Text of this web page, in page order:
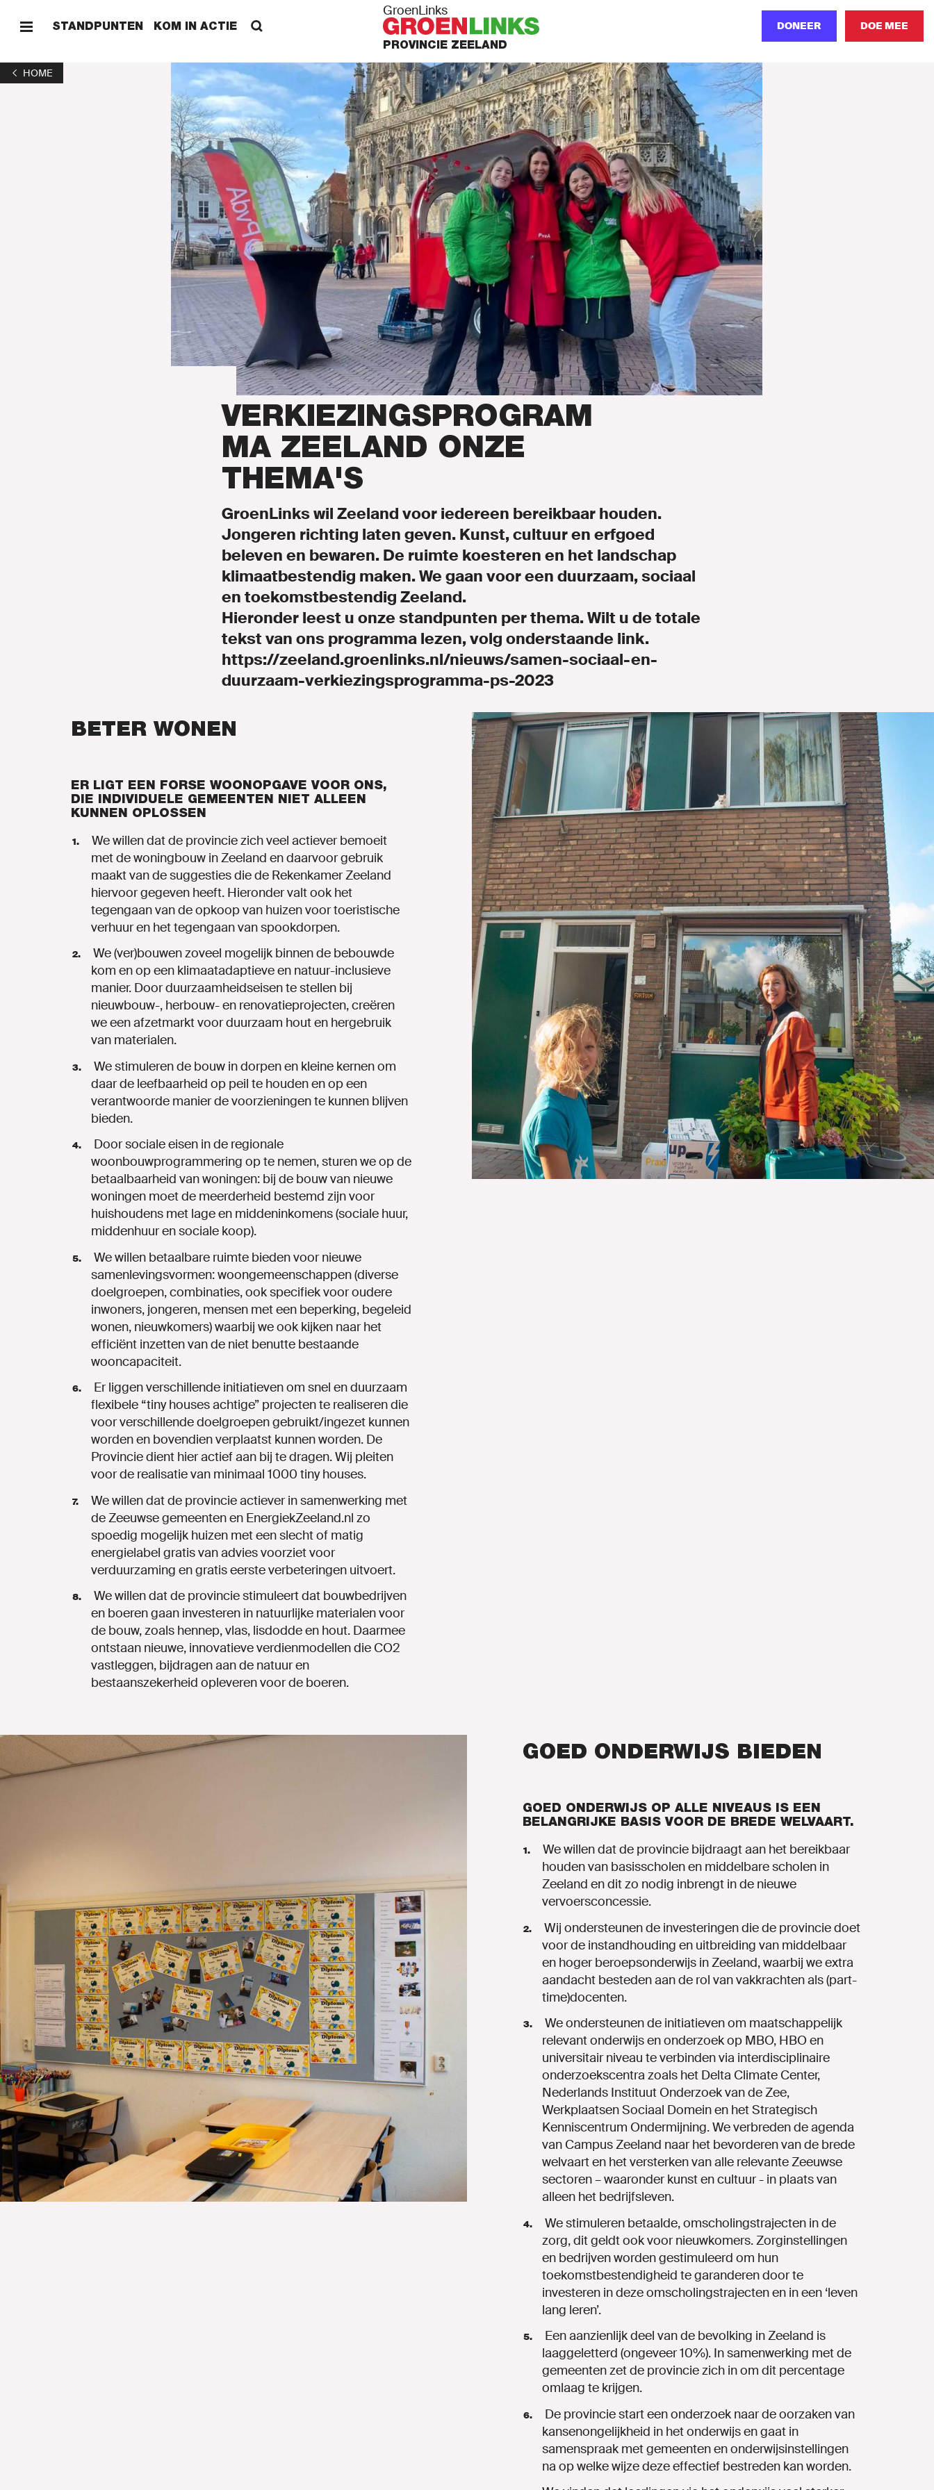
STANDPUNTEN KOM IN ACTIE
GroenLinks
PROVINCIE ZEELAND
DONEER DOE MEE
HOME
VERKIEZINGSPROGRAM
MA ZEELAND ONZE
THEMA'S
GroenLinks wil Zeeland voor iedereen bereikbaar houden.
Jongeren richting laten geven. Kunst, cultuur en erfgoed
beleven en bewaren. De ruimte koesteren en het landschap
klimaatbestendig maken. We gaan voor een duurzaam, sociaal
en toekomstbestendig Zeeland.
Hieronder leest u onze standpunten per thema. Wilt u de totale
tekst van ons programma lezen, volg onderstaande link.
https://zeeland.groenlinks.nl/nieuws/samen-sociaal-en-
duurzaam-verkiezingsprogramma-ps-2023
BETER WONEN
ER LIGT EEN FORSE WOONOPGAVE VOOR ONS,
DIE INDIVIDUELE GEMEENTEN NIET ALLEEN
KUNNEN OPLOSSEN
Wewillendatde provinciezichveel actiever bemoeit
metdewoningbouw inZeeland endaarvoorgebruik
maaktvandesuggestiesdiede RekenkamerZeeland
hiervoorgegeven heeft. Hieronder valt ook het
tegengaan van de opkoop van huizen voor toeristische
verhuur en het tegengaan van spookdorpen.
We (ver)bouwen zoveel mogelijk binnen de bebouwde
kom en op een klimaatadaptieve en natuur-inclusieve
manier. Door duurzaamheidseisen te stellen bij
nieuwbouw-, herbouw- en renovatieprojecten, creëren
we een afzetmarkt voor duurzaam hout en hergebruik
van materialen.
We stimuleren de bouw in dorpen en kleine kernen om
daar de leefbaarheid op peil te houdenenopeen
verantwoorde manierdevoorzieningente kunnen blijven
bieden.
Doorsocialeeisen inde regionale
woonbouwprogrammering opte nemen,sturenweopde
betaalbaarheid van woningen: bij de bouw van nieuwe
woningen moet de meerderheid bestemd zijn voor
huishoudens met lage en middeninkomens (sociale huur,
middenhuur en sociale koop).
We willen betaalbare ruimte bieden voor nieuwe
samenlevingsvormen:woongemeenschappen(diverse
doelgroepen,combinaties,ookspecifiekvooroudere
inwoners, jongeren, mensen meteen beperking, begeleid
wonen, nieuwkomers)waarbij weook kijken naar het
efficiënt inzettenvande niet benutte bestaande
wooncapaciteit.
Er liggenverschillende initiatievenom snel enduurzaam
flexibele “tiny housesachtige” projectente realiserendie
voorverschillendedoelgroepengebruikt/ingezet kunnen
wordenen bovendienverplaatst kunnenworden. De
Provinciedient hieractiefaan bij tedragen.Wij pleiten
voorde realisatievan minimaal 1000 tiny houses.
We willen dat de provincie actiever in samenwerking met
de Zeeuwse gemeenten en EnergiekZeeland.nl zo
spoedig mogelijk huizen meteenslechtof matig
energielabel gratisvanadviesvoorzietvoor
verduurzaming engratiseersteverbeteringen uitvoert.
Wewillendatde provinciestimuleertdat bouwbedrijven
en boerengaan investeren in natuurlijke materialenvoor
de bouw,zoals hennep,vlas, lisdoddeen hout. Daarmee
ontstaan nieuwe, innovatieveverdienmodellendie CO2
vastleggen, bijdragenaande natuur en
bestaanszekerheid opleveren voor de boeren.
GOED ONDERWIJS BIEDEN
GOED ONDERWIJS OP ALLE NIVEAUS IS EEN
BELANGRIJKE BASIS VOOR DE BREDE WELVAART.
We willen dat de provincie bijdraagt aan het bereikbaar
houden van basisscholen en middelbare scholen in
Zeeland en dit zo nodig inbrengt in de nieuwe
vervoersconcessie.
Wij ondersteunen de investeringen die de provincie doet
voor de instandhouding en uitbreiding van middelbaar
en hoger beroepsonderwijs in Zeeland, waarbij we extra
aandacht besteden aan de rol van vakkrachten als (part-
time)docenten.
We ondersteunen de initiatieven om maatschappelijk
relevant onderwijs en onderzoekop MBO, HBO en
universitair niveau te verbinden via interdisciplinaire
onderzoekscentra zoals het Delta Climate Center,
Nederlands Instituut Onderzoek van de Zee,
Werkplaatsen Sociaal Domein en het Strategisch
Kenniscentrum Ondermijning. We verbreden de agenda
van Campus Zeeland naar het bevorderen van de brede
welvaart en het versterken van alle relevante Zeeuwse
sectoren – waaronder kunst en cultuur - in plaats van
alleen het bedrijfsleven.
We stimuleren betaalde, omscholingstrajecten in de
zorg, dit geldt ook voor nieuwkomers. Zorginstellingen
en bedrijven worden gestimuleerd om hun
toekomstbestendigheid te garanderen door te
investeren in deze omscholingstrajecten en in een ‘leven
lang leren’.
Een aanzienlijk deel van de bevolking in Zeeland is
laaggeletterd (ongeveer 10%). In samenwerking met de
gemeenten zet de provincie zich in om dit percentage
omlaag te krijgen.
De provincie start een onderzoek naar de oorzaken van
kansenongelijkheid in het onderwijs en gaat in
samenspraak met gemeenten en onderwijsinstellingen
na op welke wijze deze effectief bestreden kan worden.
HOME
STANDPUNTEN
KOM IN ACTIE
Onze mensen
Nieuws
Agenda
Naar GroenLinks.nl
MIJN GROENLINKS